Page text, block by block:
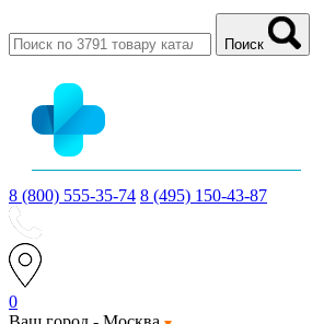
Поиск
8 (800) 555-35-74 8 (495) 150-43-87
0